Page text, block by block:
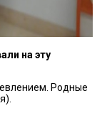
на эту
Родные